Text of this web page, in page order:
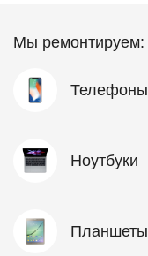
Мы ремонтируем:
Телефоны
Ноутбуки
Планшеты